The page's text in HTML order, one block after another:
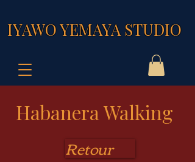
IYAWO YEMAYA STUDIO
Habanera Walking
Retour